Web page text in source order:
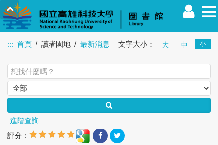
教職員 學生 校友 其他 訪客
::: 首頁 讀者園地 最新消息 文字大小： 大 中 小
進階查詢
評分：